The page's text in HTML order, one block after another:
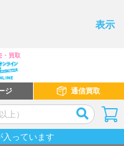
表示
・買取
ジ 通信買取
入っています